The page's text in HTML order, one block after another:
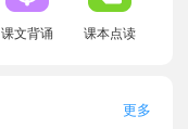
课文背诵 课本点读
更多